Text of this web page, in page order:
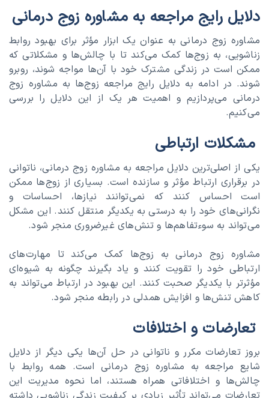
دلایل رایج مراجعه به مشاوره زوج درمانی
مشاوره زوج درمانی به عنوان یک ابزار مؤثر برای بهبود روابط
زناشویی، به زوج‌ها کمک می‌کند تا با چالش‌ها و مشکلاتی که
ممکن است در زندگی مشترک خود با آن‌ها مواجه شوند، روبرو
شوند. در ادامه به دلایل رایج مراجعه زوج‌ها به مشاوره زوج
درمانی می‌پردازیم و اهمیت هر یک از این دلایل را بررسی
می‌کنیم.
مشکلات ارتباطی
یکی از اصلی‌ترین دلایل مراجعه به مشاوره زوج درمانی، ناتوانی
در برقراری ارتباط مؤثر و سازنده است. بسیاری از زوج‌ها ممکن
است احساس کنند که نمی‌توانند نیازها، احساسات و
نگرانی‌های خود را به درستی به یکدیگر منتقل کنند. این مشکل
می‌تواند به سوءتفاهم‌ها و تنش‌های غیرضروری منجر شود.
مشاوره زوج درمانی به زوج‌ها کمک می‌کند تا مهارت‌های
ارتباطی خود را تقویت کنند و یاد بگیرند چگونه به شیوه‌ای
مؤثرتر با یکدیگر صحبت کنند. این بهبود در ارتباط می‌تواند به
کاهش تنش‌ها و افزایش همدلی در رابطه منجر شود.
تعارضات و اختلافات
بروز تعارضات مکرر و ناتوانی در حل آن‌ها یکی دیگر از دلایل
شایع مراجعه به مشاوره زوج درمانی است. همه روابط با
چالش‌ها و اختلافاتی همراه هستند، اما نحوه مدیریت این